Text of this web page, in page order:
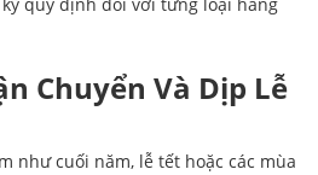
quy định đối với từng loại hàng
Chuyển Và Dịp Lễ
như cuối năm, lễ tết hoặc các mùa